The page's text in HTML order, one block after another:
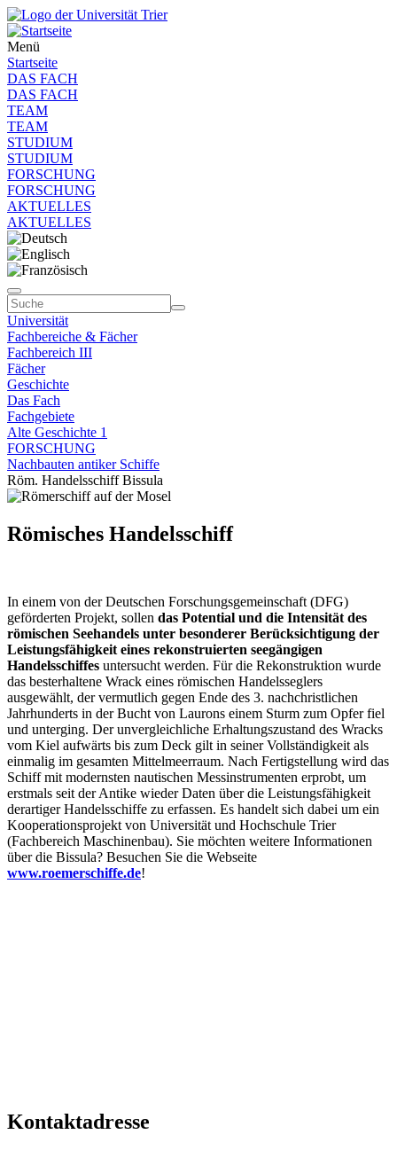
Menü
Startseite
DAS FACH
DAS FACH
TEAM
TEAM
STUDIUM
STUDIUM
FORSCHUNG
FORSCHUNG
AKTUELLES
AKTUELLES
Universität
Fachbereiche & Fächer
Fachbereich III
Fächer
Geschichte
Das Fach
Fachgebiete
Alte Geschichte 1
FORSCHUNG
Nachbauten antiker Schiffe
Röm. Handelsschiff Bissula
Römisches Handelsschiff
In einem von der Deutschen Forschungsgemeinschaft (DFG)
geförderten Projekt, sollen das Potential und die Intensität des
römischen Seehandels unter besonderer Berücksichtigung der
Leistungsfähigkeit eines rekonstruierten seegängigen
Handelsschiffes untersucht werden. Für die Rekonstruktion wurde
das besterhaltene Wrack eines römischen Handelsseglers
ausgewählt, der vermutlich gegen Ende des 3. nachchristlichen
Jahrhunderts in der Bucht von Laurons einem Sturm zum Opfer fiel
und unterging. Der unvergleichliche Erhaltungszustand des Wracks
vom Kiel aufwärts bis zum Deck gilt in seiner Vollständigkeit als
einmalig im gesamten Mittelmeerraum. Nach Fertigstellung wird das
Schiff mit modernsten nautischen Messinstrumenten erprobt, um
erstmals seit der Antike wieder Daten über die Leistungsfähigkeit
derartiger Handelsschiffe zu erfassen. Es handelt sich dabei um ein
Kooperationsprojekt von Universität und Hochschule Trier
(Fachbereich Maschinenbau). Sie möchten weitere Informationen
über die Bissula? Besuchen Sie die Webseite
www.roemerschiffe.de!
Kontaktadresse